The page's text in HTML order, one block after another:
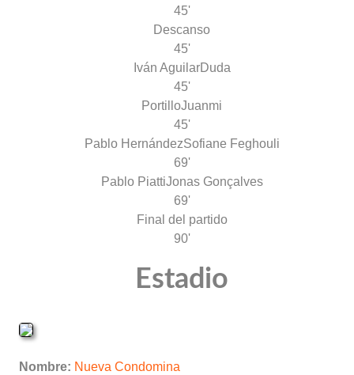
45'
Descanso
45'
Iván AguilarDuda
45'
PortilloJuanmi
45'
Pablo HernándezSofiane Feghouli
69'
Pablo PiattiJonas Gonçalves
69'
Final del partido
90'
Estadio
Nombre: Nueva Condomina